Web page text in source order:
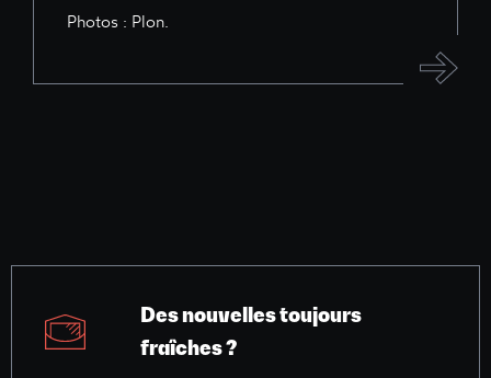
Photos : Plon.
Des nouvelles toujours
fraîches ?